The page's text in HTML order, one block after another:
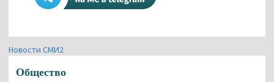
Новости СМИ2
Общество